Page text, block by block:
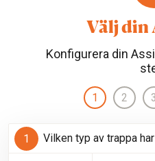
Välj din
Konfigurera din
1 2 3
Vilken typ av trappa